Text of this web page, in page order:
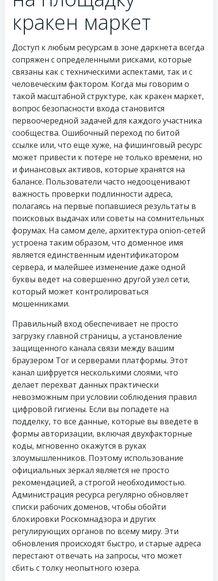
кракен маркет
Доступ к любым ресурсам в зоне даркнета всегда
сопряжен с определенными рисками, которые
связаны как с техническими аспектами, так и с
человеческим фактором. Когда мы говорим о
такой масштабной структуре, как кракен маркет,
вопрос безопасности входа становится
первоочередной задачей для каждого участника
сообщества. Ошибочный переход по битой
ссылке или, что еще хуже, на фишинговый ресурс
может привести к потере не только времени, но
и финансовых активов, которые хранятся на
балансе. Пользователи часто недооценивают
важность проверки подлинности адреса,
полагаясь на первые попавшиеся результаты в
поисковых выдачах или советы на сомнительных
форумах. На самом деле, архитектура onion-сетей
устроена таким образом, что доменное имя
является единственным идентификатором
сервера, и малейшее изменение даже одной
буквы ведет на совершенно другой узел сети,
который может контролироваться
мошенниками.
Правильный вход обеспечивает не просто
загрузку главной страницы, а установление
защищенного канала связи между вашим
браузером Tor и серверами платформы. Этот
канал шифруется несколькими слоями, что
делает перехват данных практически
невозможным при условии соблюдения правил
цифровой гигиены. Если вы попадете на
подделку, то все данные, которые вы введете в
формы авторизации, включая двухфакторные
коды, мгновенно окажутся в руках
злоумышленников. Поэтому использование
официальных зеркал является не просто
рекомендацией, а строгой необходимостью.
Администрация ресурса регулярно обновляет
списки рабочих доменов, чтобы обойти
блокировки Роскомнадзора и других
регулирующих органов по всему миру. Эти
обновления происходят быстро, и старые адреса
перестают отвечать на запросы, что может
сбить с толку неопытного юзера.